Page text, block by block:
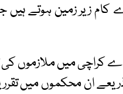
زیر زمین ہوتے
کراچی میں ملازموں
ان محکموں میں